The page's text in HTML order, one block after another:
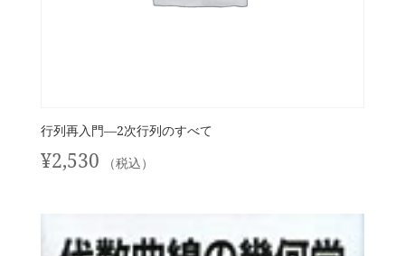
行列再入門—2次行列のすべて
¥2,530 （税込）